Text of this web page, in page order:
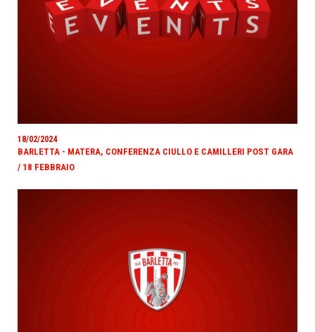
18/02/2024
BARLETTA - MATERA, CONFERENZA CIULLO E CAMILLERI POST GARA
/ 18 FEBBRAIO